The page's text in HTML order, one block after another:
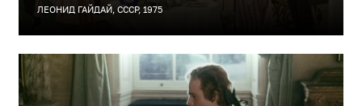
ЛЕОНИД ГАЙДАЙ, СССР, 1975